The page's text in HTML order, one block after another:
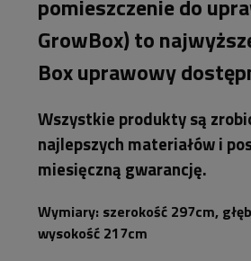
pomieszczenie do
GrowBox) to
Box uprawowy
Wszystkie produkty są
najlepszych materiałów i
miesięczną gwarancję.
Wymiary: szerokość 297cm,
wysokość 217cm